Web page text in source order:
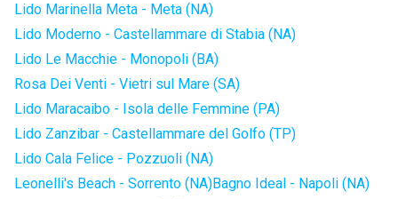
Lido Marinella Meta - Meta (NA)
Lido Moderno - Castellammare di Stabia (NA)
Lido Le Macchie - Monopoli (BA)
Rosa Dei Venti - Vietri sul Mare (SA)
Lido Maracaibo - Isola delle Femmine (PA)
Lido Zanzibar - Castellammare del Golfo (TP)
Lido Cala Felice - Pozzuoli (NA)
Leonelli's Beach - Sorrento (NA)Bagno Ideal - Napoli (NA)